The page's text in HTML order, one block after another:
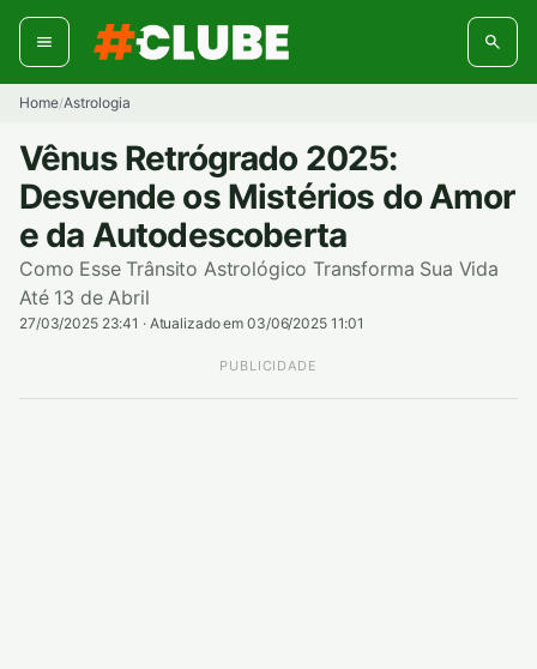
Pular
para
conteúdo
Home/Astrologia
Vênus Retrógrado 2025:
Desvende os Mistérios do Amor
e da Autodescoberta
Como Esse Trânsito Astrológico Transforma Sua Vida
Até 13 de Abril
27/03/2025 23:41 · Atualizado em 03/06/2025 11:01
PUBLICIDADE